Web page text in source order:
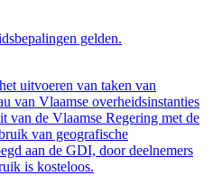
gelden.
uitvoeren van taken van
van Vlaamse overheidsinstanties
van de Vlaamse Regering met de
van geografische
aan de GDI, door deelnemers
is kosteloos.